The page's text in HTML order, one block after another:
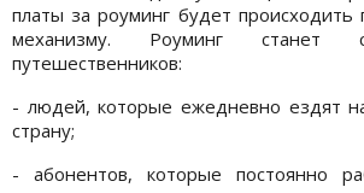
платы за роуминг будет происходить
механизму. Роуминг станет
путешественников:
- людей, которые ежедневно ездят
страну;
- абонентов, которые постоянно